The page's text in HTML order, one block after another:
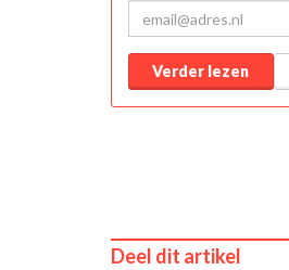
Verder lezen
Deel dit artikel